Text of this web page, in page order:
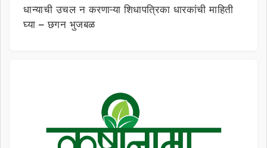
धान्याची उचल न करणाऱ्या शिधापत्रिका धारकांची माहिती
घ्या – छगन भुजबळ